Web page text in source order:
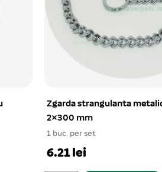
Zgarda strangulanta
2×300 mm
1 buc. per set
6.21 lei